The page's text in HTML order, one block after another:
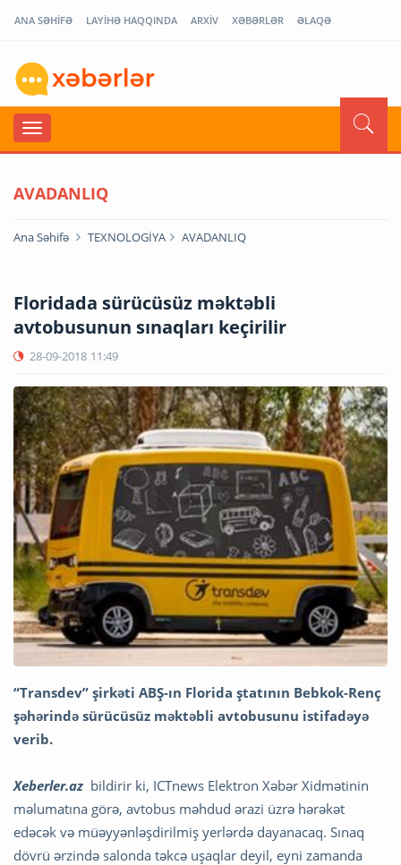
ANA SƏHİFƏ LAYİHƏ HAQQINDA ARXİV XƏBƏRLƏR ƏLAQƏ
AVADANLIQ
Ana Səhifə TEXNOLOGİYA AVADANLIQ
Floridada sürücüsüz məktəbli
avtobusunun sınaqları keçirilir
28-09-2018 11:49
“Transdev” şirkəti ABŞ-ın Florida ştatının Bebkok-Renç
şəhərində sürücüsüz məktəbli avtobusunu istifadəyə
verib.
Xeberler.az bildirir ki, ICTnews Elektron Xəbər Xidmətinin
məlumatına görə, avtobus məhdud ərazi üzrə hərəkət
edəcək və müəyyənləşdirilmiş yerlərdə dayanacaq. Sınaq
dövrü ərzində salonda təkcə uşaqlar deyil, eyni zamanda